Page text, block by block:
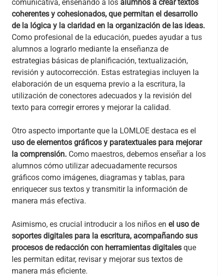
comunicativa, enseñando a los alumnos a crear textos
coherentes y cohesionados, que permitan el desarrollo
de la lógica y la claridad en la organización de las ideas.
Como profesional de la educación, puedes ayudar a tus
alumnos a lograrlo mediante la enseñanza de
estrategias básicas de planificación, textualización,
revisión y autocorrección. Estas estrategias incluyen la
elaboración de un esquema previo a la escritura, la
utilización de conectores adecuados y la revisión del
texto para corregir errores y mejorar la calidad.
Otro aspecto importante que la LOMLOE destaca es el
uso de elementos gráficos y paratextuales para mejorar
la comprensión. Como maestros, debemos enseñar a los
alumnos cómo utilizar adecuadamente recursos
gráficos como imágenes, diagramas y tablas, para
enriquecer sus textos y transmitir la información de
manera más efectiva.
Asimismo, es crucial introducir a los niños en el uso de
soportes digitales para la escritura, acompañando sus
procesos de redacción con herramientas digitales que
les permitan editar, revisar y mejorar sus textos de
manera más eficiente.